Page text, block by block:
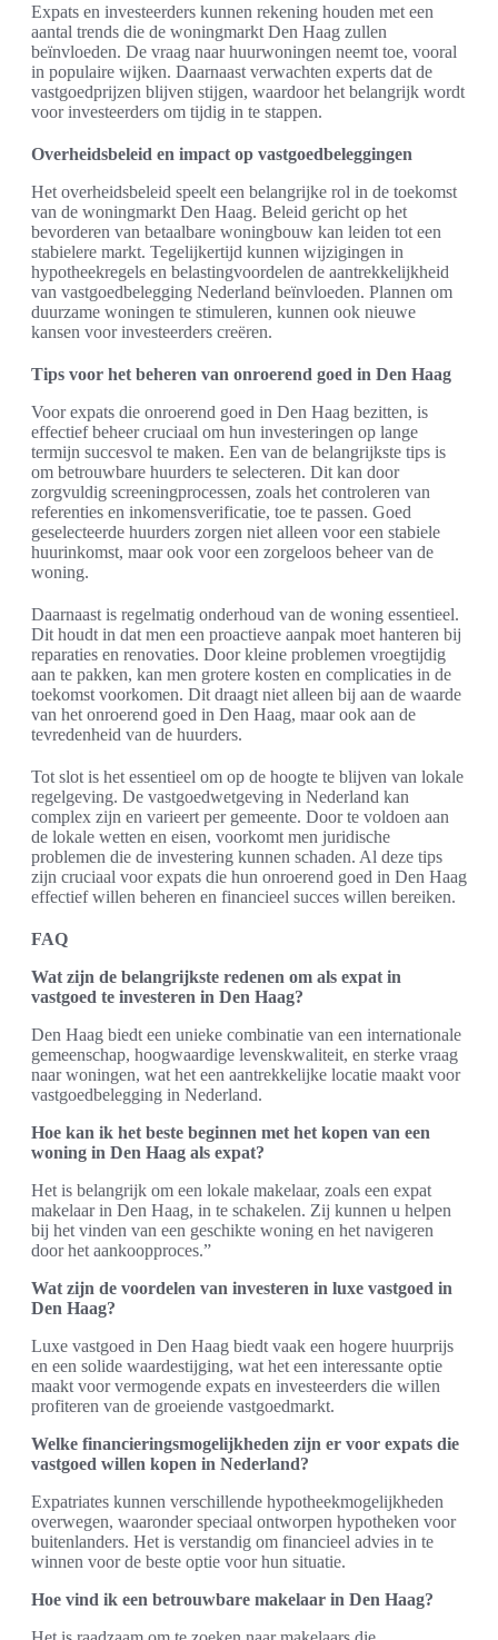
Expats en investeerders kunnen rekening houden met een
aantal trends die de woningmarkt Den Haag zullen
beïnvloeden. De vraag naar huurwoningen neemt toe, vooral
in populaire wijken. Daarnaast verwachten experts dat de
vastgoedprijzen blijven stijgen, waardoor het belangrijk wordt
voor investeerders om tijdig in te stappen.
Overheidsbeleid en impact op vastgoedbeleggingen
Het overheidsbeleid speelt een belangrijke rol in de toekomst
van de woningmarkt Den Haag. Beleid gericht op het
bevorderen van betaalbare woningbouw kan leiden tot een
stabielere markt. Tegelijkertijd kunnen wijzigingen in
hypotheekregels en belastingvoordelen de aantrekkelijkheid
van vastgoedbelegging Nederland beïnvloeden. Plannen om
duurzame woningen te stimuleren, kunnen ook nieuwe
kansen voor investeerders creëren.
Tips voor het beheren van onroerend goed in Den Haag
Voor expats die onroerend goed in Den Haag bezitten, is
effectief beheer cruciaal om hun investeringen op lange
termijn succesvol te maken. Een van de belangrijkste tips is
om betrouwbare huurders te selecteren. Dit kan door
zorgvuldig screeningprocessen, zoals het controleren van
referenties en inkomensverificatie, toe te passen. Goed
geselecteerde huurders zorgen niet alleen voor een stabiele
huurinkomst, maar ook voor een zorgeloos beheer van de
woning.
Daarnaast is regelmatig onderhoud van de woning essentieel.
Dit houdt in dat men een proactieve aanpak moet hanteren bij
reparaties en renovaties. Door kleine problemen vroegtijdig
aan te pakken, kan men grotere kosten en complicaties in de
toekomst voorkomen. Dit draagt niet alleen bij aan de waarde
van het onroerend goed in Den Haag, maar ook aan de
tevredenheid van de huurders.
Tot slot is het essentieel om op de hoogte te blijven van lokale
regelgeving. De vastgoedwetgeving in Nederland kan
complex zijn en varieert per gemeente. Door te voldoen aan
de lokale wetten en eisen, voorkomt men juridische
problemen die de investering kunnen schaden. Al deze tips
zijn cruciaal voor expats die hun onroerend goed in Den Haag
effectief willen beheren en financieel succes willen bereiken.
FAQ
Wat zijn de belangrijkste redenen om als expat in
vastgoed te investeren in Den Haag?
Den Haag biedt een unieke combinatie van een internationale
gemeenschap, hoogwaardige levenskwaliteit, en sterke vraag
naar woningen, wat het een aantrekkelijke locatie maakt voor
vastgoedbelegging in Nederland.
Hoe kan ik het beste beginnen met het kopen van een
woning in Den Haag als expat?
Het is belangrijk om een lokale makelaar, zoals een expat
makelaar in Den Haag, in te schakelen. Zij kunnen u helpen
bij het vinden van een geschikte woning en het navigeren
door het aankoopproces.”
Wat zijn de voordelen van investeren in luxe vastgoed in
Den Haag?
Luxe vastgoed in Den Haag biedt vaak een hogere huurprijs
en een solide waardestijging, wat het een interessante optie
maakt voor vermogende expats en investeerders die willen
profiteren van de groeiende vastgoedmarkt.
Welke financieringsmogelijkheden zijn er voor expats die
vastgoed willen kopen in Nederland?
Expatriates kunnen verschillende hypotheekmogelijkheden
overwegen, waaronder speciaal ontworpen hypotheken voor
buitenlanders. Het is verstandig om financieel advies in te
winnen voor de beste optie voor hun situatie.
Hoe vind ik een betrouwbare makelaar in Den Haag?